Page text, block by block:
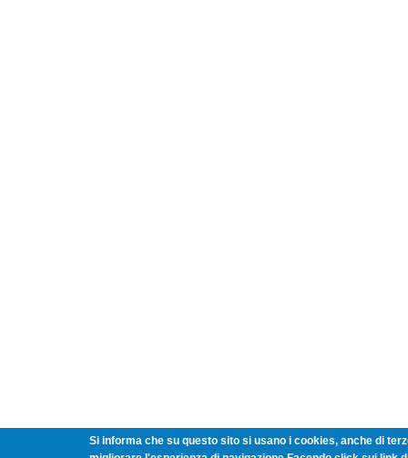
Si informa che su questo sito si usano i cookies, anche di